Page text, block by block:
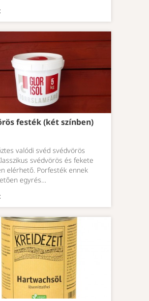
festék (két színben)
valódi svéd svédvörös
svédvörös és fekete
elérhető. Porfesték ennek
egyrés…